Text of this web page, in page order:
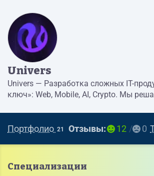
Univers
Univers — Разработка сложных IT-продуктов «под
ключ»: Web, Mobile, AI, Crypto. Мы
Портфолио 21 Отзывы: 12 0
Cпециализации